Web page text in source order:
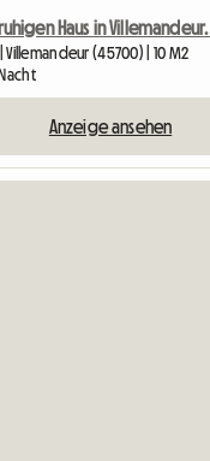
Haus in
(45700) | 10 M2
Anzeige ansehen